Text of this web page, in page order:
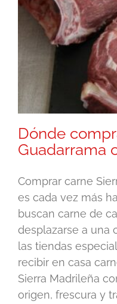
Dónde
Guadarrama
Comprar carne
es cada vez más
buscan carne de
desplazarse a una
las tiendas
recibir en casa
Sierra Madrileña
origen, frescura y